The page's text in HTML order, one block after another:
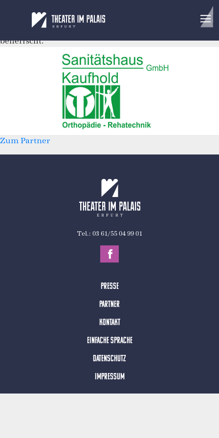
Jahrzehntelange Erfahrung, hoher Qualitätsanspruch
und ein Meisterfachbetrieb, der sein Handwerk
beherrscht.
Zum Partner
Tel.: 03 61/55 04 99 01
Presse
Partner
Kontakt
Einfache Sprache
Datenschutz
Impressum